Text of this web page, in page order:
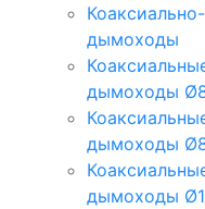
дымоходы
дымоходы
дымоходы
дымоходы